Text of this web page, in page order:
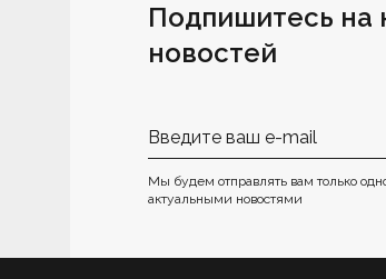
Подпишитесь на
новостей
Мы будем отправлять вам только
актуальными новостями